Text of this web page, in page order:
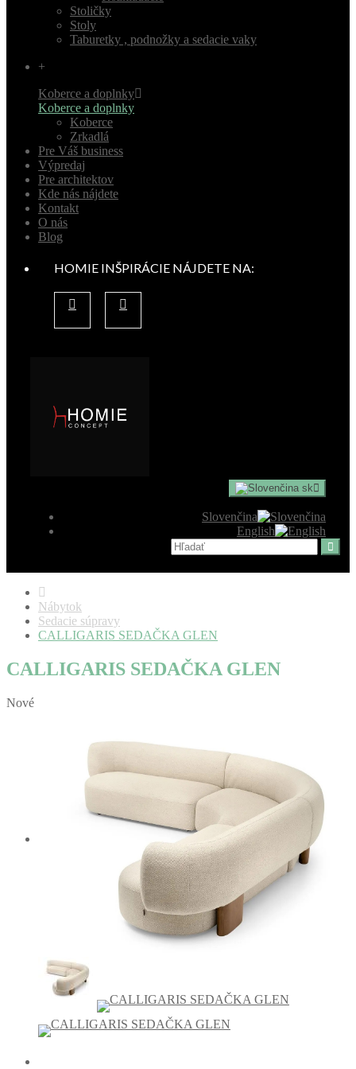
Stoličky
Stoly
Taburetky , podnožky a sedacie vaky
+
Koberce a doplnky
Koberce a doplnky
Koberce
Zrkadlá
Pre Váš business
Výpredaj
Pre architektov
Kde nás nájdete
Kontakt
O nás
Blog
HOMIE INŠPIRÁCIE NÁJDETE NA:
sk
Slovenčina
English
Nábytok
Sedacie súpravy
CALLIGARIS SEDAČKA GLEN
CALLIGARIS SEDAČKA GLEN
Nové